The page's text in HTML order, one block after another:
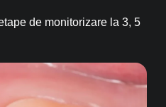
de monitorizare la 3, 5